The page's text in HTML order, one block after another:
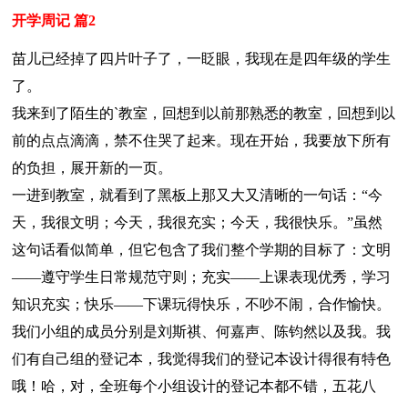
开学周记 篇2
苗儿已经掉了四片叶子了，一眨眼，我现在是四年级的学生
了。
我来到了陌生的`教室，回想到以前那熟悉的教室，回想到以
前的点点滴滴，禁不住哭了起来。现在开始，我要放下所有
的负担，展开新的一页。
一进到教室，就看到了黑板上那又大又清晰的一句话：“今
天，我很文明；今天，我很充实；今天，我很快乐。”虽然
这句话看似简单，但它包含了我们整个学期的目标了：文明
——遵守学生日常规范守则；充实——上课表现优秀，学习
知识充实；快乐——下课玩得快乐，不吵不闹，合作愉快。
我们小组的成员分别是刘斯祺、何嘉声、陈钧然以及我。我
们有自己组的登记本，我觉得我们的登记本设计得很有特色
哦！哈，对，全班每个小组设计的登记本都不错，五花八